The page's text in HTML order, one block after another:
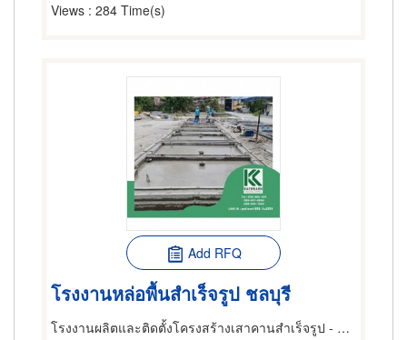
Views : 284 Time(s)
Add RFQ
โรงงานหล่อพื้นสำเร็จรูป ชลบุรี
โรงงานผลิตและติดตั้งโครงสร้างเสาคานสำเร็จรูป - แก้วกานต์ วิศวกรรม